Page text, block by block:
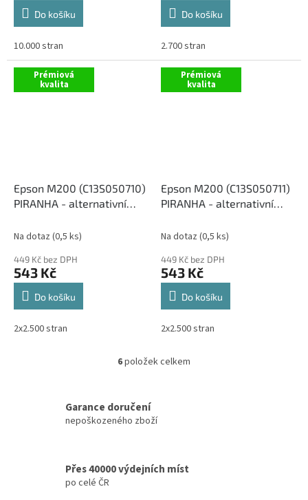
Do košíku
10.000 stran
Do košíku
2.700 stran
Prémiová
kvalita
Epson M200 (C13S050710)
PIRANHA - alternativní
(2x2500) kopií
Na dotaz (0,5 ks)
449 Kč bez DPH
543 Kč
Do košíku
2x2.500 stran
Prémiová
kvalita
Epson M200 (C13S050711)
PIRANHA - alternativní
(2x2500) kopií
Na dotaz (0,5 ks)
449 Kč bez DPH
543 Kč
Do košíku
2x2.500 stran
O
d
p
6položek celkem
Garance doručení
nepoškozeného zboží
Přes 40000 výdejních míst
po celé ČR